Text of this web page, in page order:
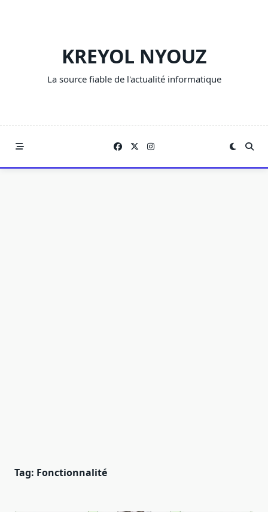
KREYOL NYOUZ
La source fiable de l'actualité informatique
Tag: Fonctionnalité